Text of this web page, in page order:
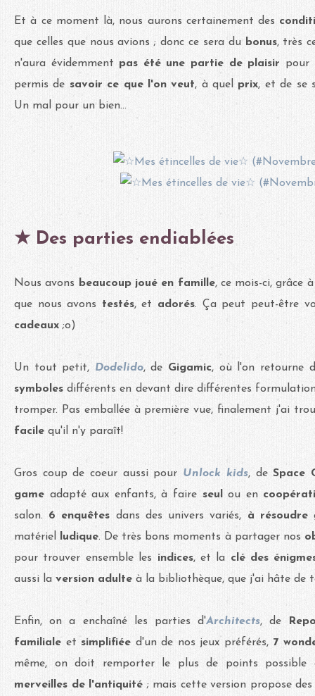
Et à ce moment là, nous aurons certainement des
que celles que nous avions ; donc ce sera du bonus, très
n'aura évidemment pas été une partie de plaisir pour
permis de savoir ce que l'on veut, à quel prix, et de se
Un mal pour un bien...
★ Des parties endiablées
Nous avons beaucoup joué en famille, ce mois-ci, grâce
que nous avons testés, et adorés. Ça peut peut-être
cadeaux ;o)
Un tout petit, Dodelido, de Gigamic, où l'on retourne
symboles différents en devant dire différentes
tromper. Pas emballée à première vue, finalement j'ai
facile qu'il n'y paraît!
Gros coup de coeur aussi pour Unlock kids, deSpace
game adapté aux enfants, à faireseulou en
salon. 6 enquêtes dans des univers variés, à résoudre
matériel
ludique. De très bons moments à partager nos
pour trouver ensemble les indices, et la clé des
aussi la version adulte à la bibliothèque, que j'ai hâte de
Enfin, on a enchaîné les parties d'Architects, de
familiale et simplifiée d'un de nos jeux préférés, 7
même,
on doit remporter le plus de points
merveilles de l'antiquité ; mais cette version propose des